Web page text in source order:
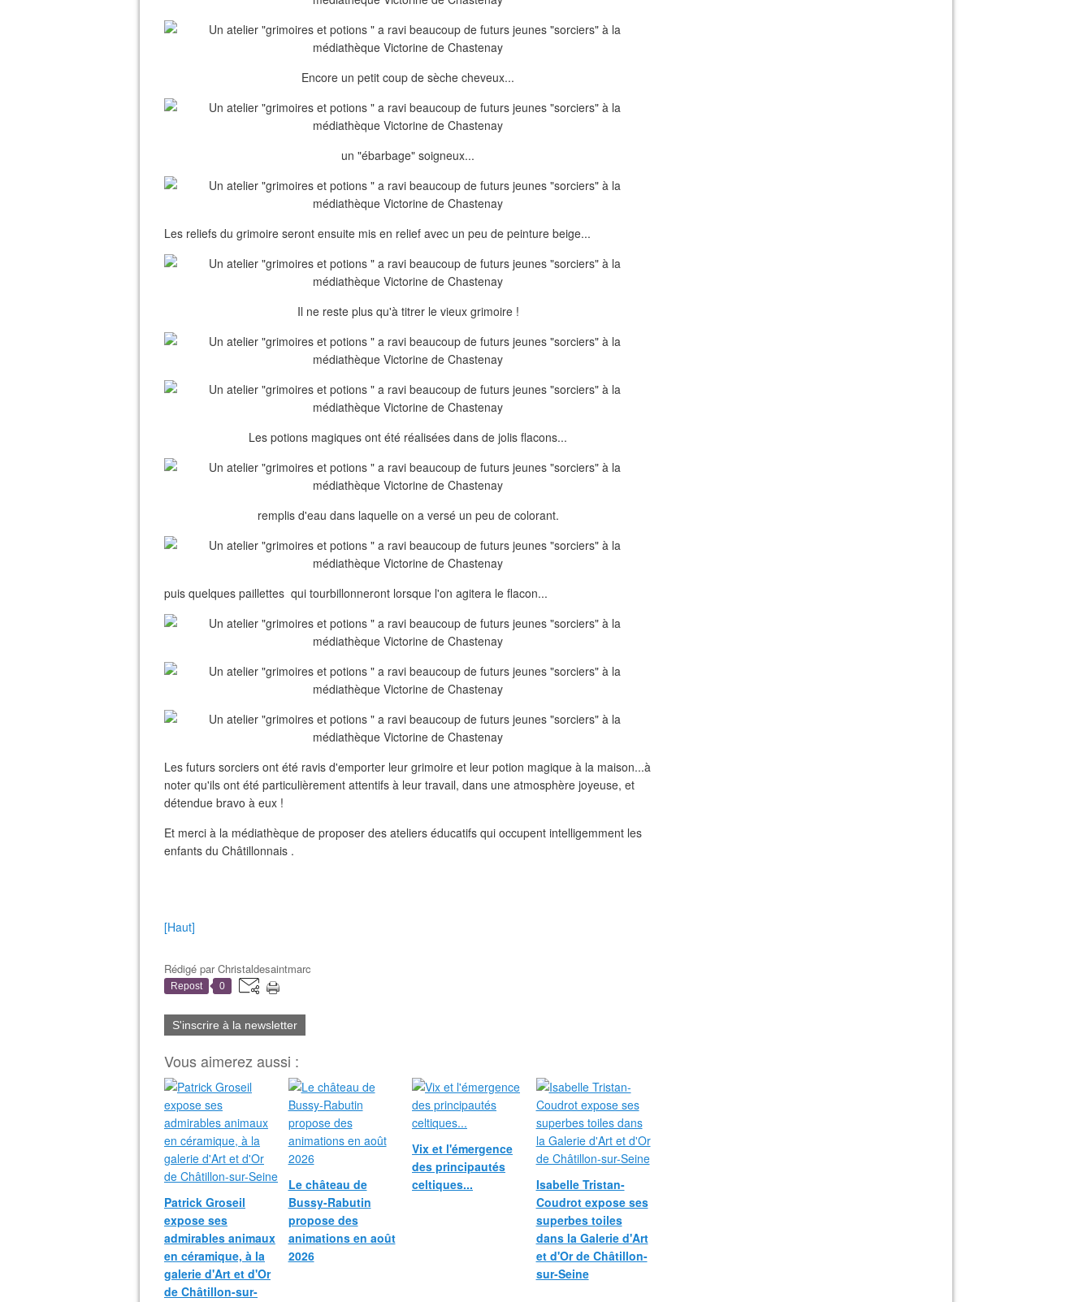
Encore un petit coup de sèche cheveux...
un "ébarbage" soigneux...
Les reliefs du grimoire seront ensuite mis en relief avec un peu de peinture beige...
Il ne reste plus qu'à titrer le vieux grimoire !
Les potions magiques ont été réalisées dans de jolis flacons...
remplis d'eau dans laquelle on a versé un peu de colorant.
puis quelques paillettes qui tourbillonneront lorsque l'on agitera le flacon...
Les futurs sorciers ont été ravis d'emporter leur grimoire et leur potion magique à la maison...à
noter qu'ils ont été particulièrement attentifs à leur travail, dans une atmosphère joyeuse, et
détendue bravo à eux !
Et merci à la médiathèque de proposer des ateliers éducatifs qui occupent intelligemment les
enfants du Châtillonnais .
[Haut]
Rédigé parChristaldesaintmarc
Repost 0
S'inscrire à la newsletter
Vous aimerez aussi :
Patrick Groseil
expose ses
admirables animaux
en céramique, à la
galerie d'Art et d'Or
de Châtillon-sur-
Le château de
Bussy-Rabutin
propose des
animations en août
2026
Vix et l'émergence
des principautés
celtiques...
Isabelle Tristan-
Coudrot expose ses
superbes toiles
dans la Galerie d'Art
et d'Or de Châtillon-
sur-Seine